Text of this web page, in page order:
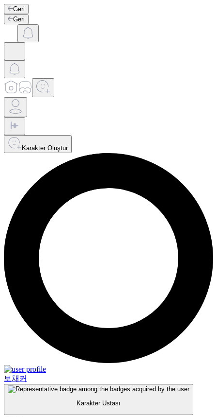
Geri
Geri
Karakter Oluştur
보채커
Karakter Ustası